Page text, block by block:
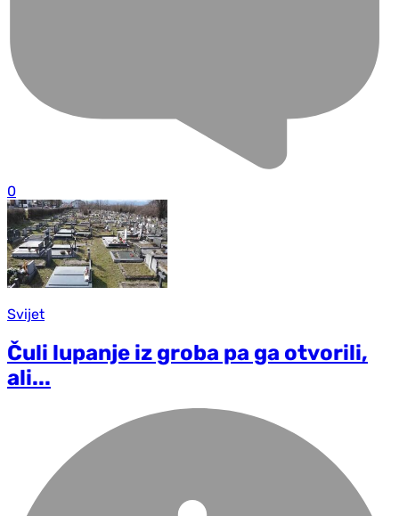
0
Svijet
Čuli lupanje iz groba pa ga otvorili,
ali...